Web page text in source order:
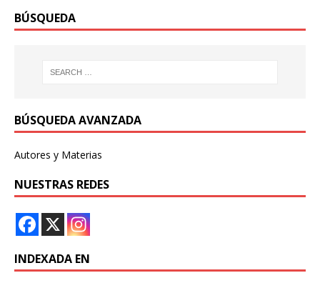
BÚSQUEDA
BÚSQUEDA AVANZADA
Autores y Materias
NUESTRAS REDES
INDEXADA EN